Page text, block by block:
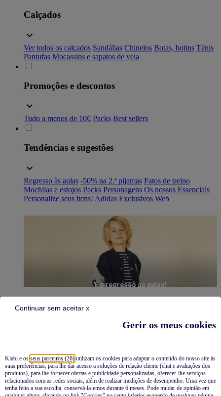
Gerir os meus cookies
Kiabi e os seus parceiros (26) utilizam os cookies para adaptar o conteúdo do nosso site às
suas preferências, para lhe dar acesso a soluções de relação cliente (chat e avaliações dos
produtos), para lhe fornecer ofertas e publicidade personalizadas, oferecer-lhe serviços
relacionados com as redes sociais, além de realizar medições de desempenho. Uma vez que
tenha feito a sua escolha, conservá-la-emos durante 6 meses. Pode mudar de opinião em
Continuar sem aceitar x
Calçados
Ver todos os calçados Sandálias Chinelos Botas, botins Ténis
Pantufas Mocassins e sapatos de vela
Promoções e descontos
Tudo a menos de 10€ Packs Best sellers
Tendências e sugestões
Regresso às aulas -50% na 2.ª pijamas Fatos de treino
Mochilas e estojos Packs Personagens Os nossos Essenciais
Personalize seus itens! Adidas Exclusivos Web
É o regresso às aulas!
Pijamas
Novidades